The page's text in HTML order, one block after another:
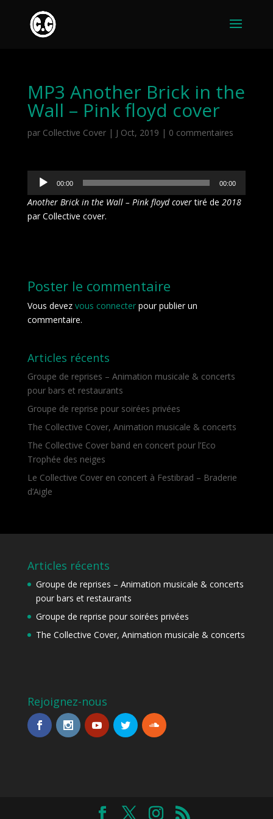
MP3 Another Brick in the
Wall – Pink floyd cover
par Collective Cover| J Oct, 2019 | 0 commentaires
Lecteur
audio
00:00 00:00
Another Brick in the Wall – Pink floyd covertiré de 2018
par Collective cover.
Poster le commentaire
Vous devez vous connecterpour publier un
commentaire.
Articles récents
Groupe de reprises – Animation musicale & concerts
pour bars et restaurants
Groupe de reprise pour soirées privées
The Collective Cover, Animation musicale & concerts
The Collective Cover band en concert pour l’Eco
Trophée des neiges
Le Collective Cover en concert à Festibrad – Braderie
d’Aigle
Articles récents
Groupe de reprises – Animation musicale & concerts
pour bars et restaurants
Groupe de reprise pour soirées privées
The Collective Cover, Animation musicale & concerts
Rejoignez-nous